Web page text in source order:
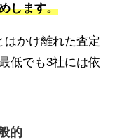
します。
かけ離れた査定
低でも3社には依
的